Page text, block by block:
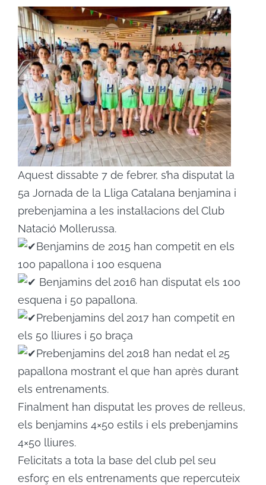
ACTIVITATS
CONTACTE
PATROCINADORS
RESULTATS
BOTIGA
Aquest dissabte 7 de febrer, s’ha disputat la
5a Jornada de la Lliga Catalana benjamina i
prebenjamina a les instal·lacions del Club
Natació Mollerussa.
Benjamins de 2015 han competit en els
100 papallona i 100 esquena
Benjamins del 2016 han disputat els 100
esquena i 50 papallona.
Prebenjamins del 2017 han competit en
els 50 lliures i 50 braça
Prebenjamins del 2018 han nedat el 25
papallona mostrant el que han après durant
els entrenaments.
Finalment han disputat les proves de relleus,
els benjamins 4×50 estils i els prebenjamins
4×50 lliures.
Felicitats a tota la base del club pel seu
esforç en els entrenaments que repercuteix